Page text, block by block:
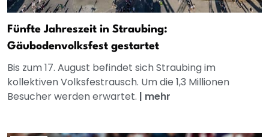
Fünfte Jahreszeit in Straubing:
Gäubodenvolksfest gestartet
Bis zum 17. August befindet sich Straubing im
kollektiven Volksfestrausch. Um die 1,3 Millionen
Besucher werden erwartet. | mehr